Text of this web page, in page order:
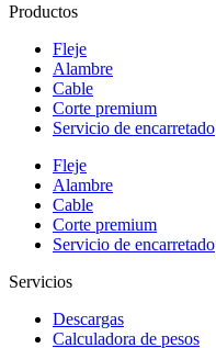
Productos
Fleje
Alambre
Cable
Corte premium
Servicio de encarretado
Fleje
Alambre
Cable
Corte premium
Servicio de encarretado
Servicios
Descargas
Calculadora de pesos